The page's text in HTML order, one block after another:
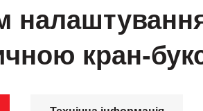
кран-